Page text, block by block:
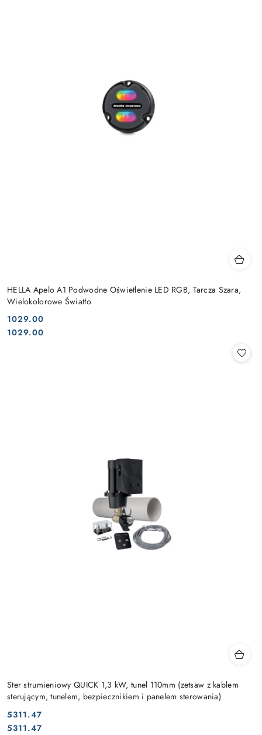
HELLA Apelo A1 Podwodne Oświetlenie LED RGB, Tarcza Szara,
Wielokolorowe Światło
Cena:
1029.00
Cena:
1029.00
Ster strumieniowy QUICK 1,3 kW, tunel 110mm (zetsaw z kablem
sterującym, tunelem, bezpiecznikiem i panelem sterowania)
Cena:
5311.47
Cena:
5311.47